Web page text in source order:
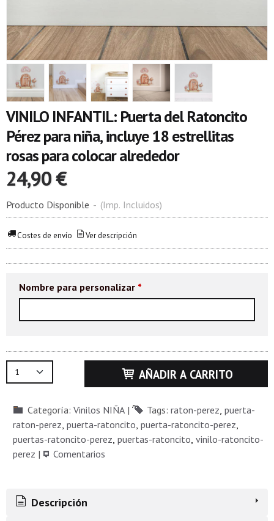
VINILO INFANTIL: Puerta del Ratoncito
Pérez para niña, incluye 18 estrellitas
rosas para colocar alrededor
24,90 €
Producto Disponible - (Imp. Incluidos)
Costes de envío Ver descripción
Nombre para personalizar *
AÑADIR A CARRITO
Categoría: Vinilos NIÑA | Tags: raton-perez puerta-
raton-perez puerta-ratoncito puerta-ratoncito-perez
puertas-ratoncito-perez puertas-ratoncito vinilo-ratoncito-
perez | Comentarios
Descripción